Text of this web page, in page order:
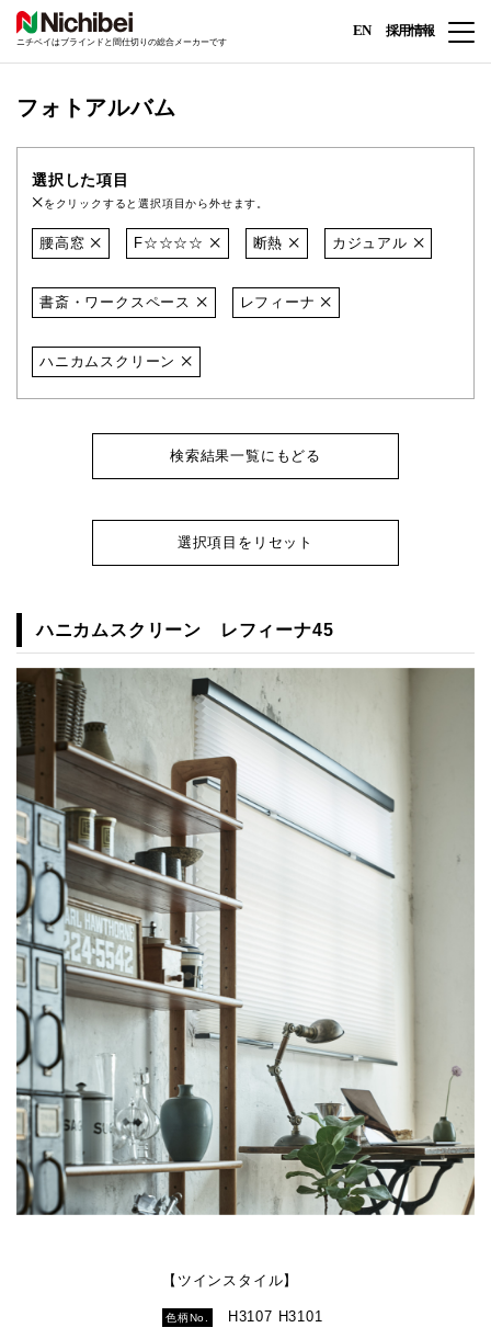
ニチベイはブラインドと間仕切りの総合メーカーです
EN 採用情報
フォトアルバム
選択した項目
をクリックすると選択項目から外せます。
腰高窓 F☆☆☆☆ 断熱 カジュアル
書斎・ワークスペース レフィーナ
ハニカムスクリーン
検索結果一覧にもどる
選択項目をリセット
ハニカムスクリーン レフィーナ45
【ツインスタイル】
色柄No. H3107 H3101